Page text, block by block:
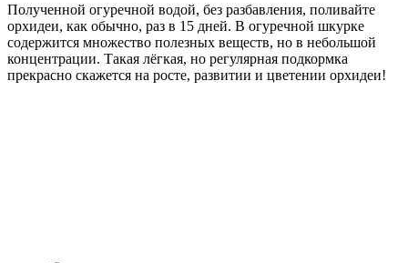
Полученной огуречной водой, без разбавления, поливайте
орхидеи, как обычно, раз в 15 дней. В огуречной шкурке
содержится множество полезных веществ, но в небольшой
концентрации. Такая лёгкая, но регулярная подкормка
прекрасно скажется на росте, развитии и цветении орхидеи!